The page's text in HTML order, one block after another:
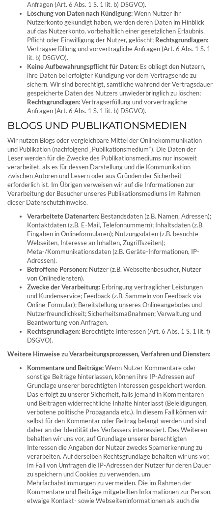
Anfragen (Art. 6 Abs. 1 S. 1 lit. b) DSGVO).
Löschung von Daten nach Kündigung:Wenn Nutzer ihr
Nutzerkonto gekündigt haben, werden deren Daten im Hinblick
auf das Nutzerkonto, vorbehaltlich einer gesetzlichen Erlaubnis,
Pflicht oder Einwilligung der Nutzer, gelöscht; Rechtsgrundlagen:
Vertragserfüllung und vorvertragliche Anfragen (Art. 6 Abs. 1 S. 1
lit. b) DSGVO).
Keine Aufbewahrungspflicht für Daten: Es obliegt den Nutzern,
ihre Daten bei erfolgter Kündigung vor dem Vertragsende zu
sichern. Wir sind berechtigt, sämtliche während der Vertragsdauer
gespeicherte Daten des Nutzers unwiederbringlich zu löschen;
Rechtsgrundlagen:Vertragserfüllung und vorvertragliche
Anfragen (Art. 6 Abs. 1 S. 1 lit. b) DSGVO).
BLOGS UND PUBLIKATIONSMEDIEN
Wir nutzen Blogs oder vergleichbare Mittel der Onlinekommunikation
und Publikation (nachfolgend „Publikationsmedium“). Die Daten der
Leser werden für die Zwecke des Publikationsmediums nur insoweit
verarbeitet, als es für dessen Darstellung und die Kommunikation
zwischen Autoren und Lesern oder aus Gründen der Sicherheit
erforderlich ist. Im Übrigen verweisen wir auf die Informationen zur
Verarbeitung der Besucher unseres Publikationsmediums im Rahmen
dieser Datenschutzhinweise.
Verarbeitete Datenarten: Bestandsdaten (z.B. Namen, Adressen);
Kontaktdaten (z.B. E-Mail, Telefonnummern); Inhaltsdaten (z.B.
Eingaben in Onlineformularen); Nutzungsdaten (z.B. besuchte
Webseiten, Interesse an Inhalten, Zugriffszeiten);
Meta-/Kommunikationsdaten (z.B. Geräte-Informationen, IP-
Adressen).
Betroffene Personen: Nutzer (z.B. Webseitenbesucher, Nutzer
von Onlinediensten).
Zwecke der Verarbeitung: Erbringung vertraglicher Leistungen
und Kundenservice; Feedback (z.B. Sammeln von Feedback via
Online-Formular); Bereitstellung unseres Onlineangebotes und
Nutzerfreundlichkeit; Sicherheitsmaßnahmen; Verwaltung und
Beantwortung von Anfragen.
Rechtsgrundlagen: Berechtigte Interessen (Art. 6 Abs. 1 S. 1 lit. f)
DSGVO).
Weitere Hinweise zu Verarbeitungsprozessen, Verfahren und Diensten:
Kommentare und Beiträge:Wenn Nutzer Kommentare oder
sonstige Beiträge hinterlassen, können ihre IP-Adressen auf
Grundlage unserer berechtigten Interessen gespeichert werden.
Das erfolgt zu unserer Sicherheit, falls jemand in Kommentaren
und Beiträgen widerrechtliche Inhalte hinterlässt (Beleidigungen,
verbotene politische Propaganda etc.). In diesem Fall können wir
selbst für den Kommentar oder Beitrag belangt werden und sind
daher an der Identität des Verfassers interessiert. Des Weiteren
behalten wir uns vor, auf Grundlage unserer berechtigten
Interessen die Angaben der Nutzer zwecks Spamerkennung zu
verarbeiten. Auf derselben Rechtsgrundlage behalten wir uns vor,
im Fall von Umfragen die IP-Adressen der Nutzer für deren Dauer
zu speichern und Cookies zu verwenden, um
Mehrfachabstimmungen zu vermeiden. Die im Rahmen der
Kommentare und Beiträge mitgeteilten Informationen zur Person,
etwaige Kontakt- sowie Webseiteninformationen als auch die